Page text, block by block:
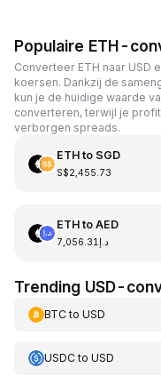
Populaire ETH-
Converteer ETH naar USD
koersen. Dankzij de
kun je de huidige waarde
converteren, terwijl je
verborgen spreads.
ETHto SGD
S$2,455.73
ETHto AED
د.إ7,056.31
Trending USD-
BTCto USD
USDCto USD